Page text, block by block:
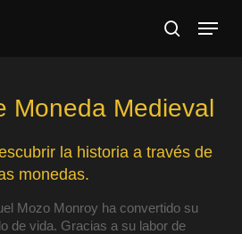
search
Menu
Moneda Medieval
la historia a través de
monedas.
Mozo Monroy ha convertido su
de vida. Gracias a su labor de